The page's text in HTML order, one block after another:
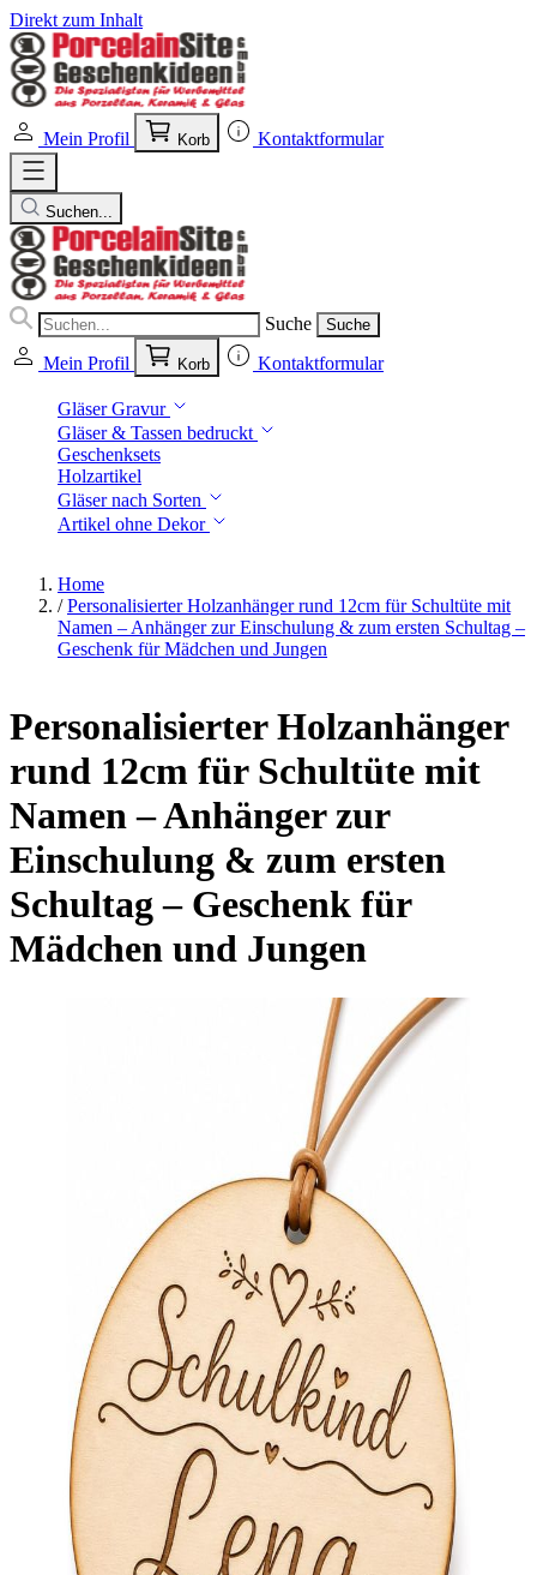
Direkt zum Inhalt
Mein Profil Korb Kontaktformular
Suchen...
Suche Suche
Mein Profil Korb Kontaktformular
Gläser Gravur
Gläser & Tassen bedruckt
Geschenksets
Holzartikel
Gläser nach Sorten
Artikel ohne Dekor
Home
/ Personalisierter Holzanhänger rund 12cm für Schultüte mit
Namen – Anhänger zur Einschulung & zum ersten Schultag –
Geschenk für Mädchen und Jungen
Personalisierter Holzanhänger
rund 12cm für Schultüte mit
Namen – Anhänger zur
Einschulung & zum ersten
Schultag – Geschenk für
Mädchen und Jungen